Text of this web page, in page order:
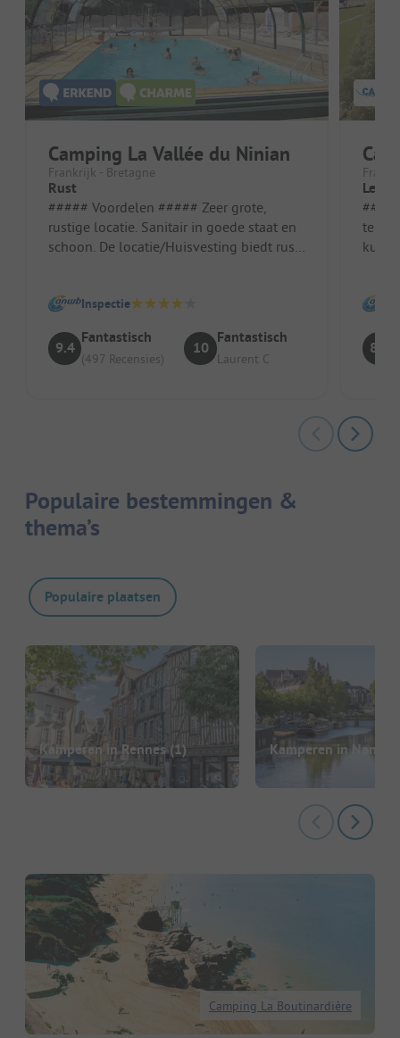
Camping La Vallée du Ninian
Frankrijk - Bretagne
Rust
##### Voordelen ##### Zeer grote,
rustige locatie. Sanitair in goede staat en
schoon. De locatie/Huisvesting biedt rust
Inspectie
9.4
Fantastisch
(497 Recensies)
10
Fantastisch
Laurent C
#####
te
8.3
Populaire bestemmingen &
thema’s
Populaire plaatsen
Kamperen in Rennes(1) Kamperen in Nantes
Camping La Boutinardière